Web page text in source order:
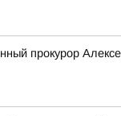
прокурор